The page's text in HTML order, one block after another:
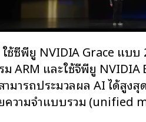
ใช้ซีพียู NVIDIA Grace แบ
ARM และใช้จีพียู
ามารถประมวลผล AI ได้สูง
ความจำแบบรวม (unified